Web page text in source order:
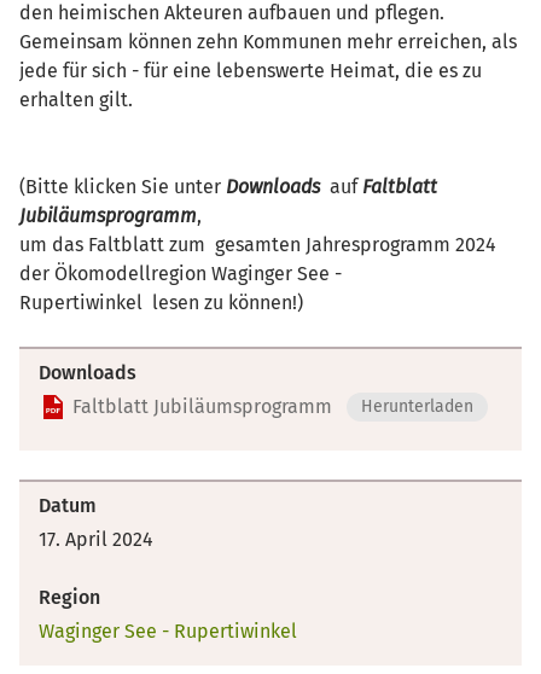
den heimischen Akteuren aufbauen und pflegen.
Gemeinsam können zehn Kommunen mehr erreichen, als
jede für sich - für eine lebenswerte Heimat, die es zu
erhalten gilt.
(Bitte klicken Sie unter Downloadsauf Faltblatt
Jubiläumsprogramm,
um das Faltblatt zum gesamten Jahresprogramm 2024
der Ökomodellregion Waginger See -
Rupertiwinkel lesen zu können!)
Downloads
Faltblatt Jubiläumsprogramm
Herunterladen
Datum
17. April 2024
Region
Waginger See - Rupertiwinkel